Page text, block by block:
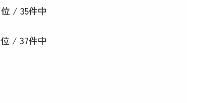
位 / 35件中
位 / 37件中